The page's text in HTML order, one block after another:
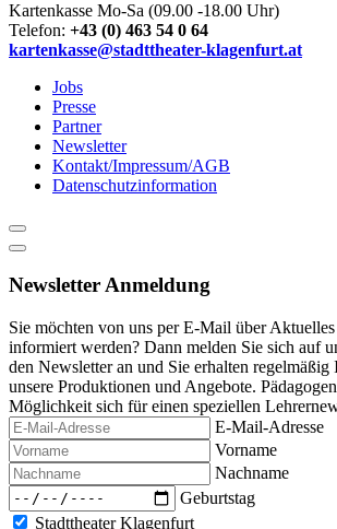
Kartenkasse Mo-Sa (09.00 -18.00 Uhr)
Telefon: +43 (0) 463 54 0 64
kartenkasse@stadttheater-klagenfurt.at
Jobs
Presse
Partner
Newsletter
Kontakt/Impressum/AGB
Datenschutzinformation
Newsletter Anmeldung
Sie möchten von uns per E-Mail über
informiert werden? Dann melden Sie sich auf
den Newsletter an und Sie erhalten
unsere Produktionen und Angebote.
Möglichkeit sich für einen speziellen
E-Mail-Adresse
Vorname
Nachname
Geburtstag
Stadttheater Klagenfurt